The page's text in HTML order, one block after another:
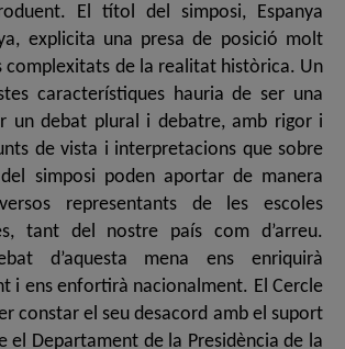
El títol del simposi, Espanya
explicita una presa de posició molt
complexitats de la realitat històrica. Un
característiques hauria de ser una
un debat plural i debatre, amb rigor i
de vista i interpretacions que sobre
simposi poden aportar de manera
representants de les escoles
tant del nostre país com d’arreu.
d’aquesta mena ens enriquirà
i ens enfortirà nacionalment. El Cercle
constar el seu desacord amb el suport
el Departament de la Presidència de la